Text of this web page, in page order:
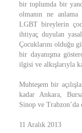
bir toplumda bir
olmanın ne anlama
LGBT bireylerin
ihtiyaç duyulan
Çocuklarını olduğu
bir dayanışma
ilgisi ve alkışlarıyla
Muhteşem bir
kadar Ankara,
Sinop ve Trabzon’da
11 Aralık 2013